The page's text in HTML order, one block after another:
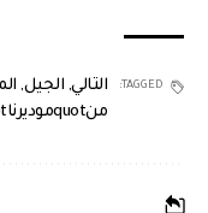
TAGGED: التالي, الجيل,
منquotموديرناquot